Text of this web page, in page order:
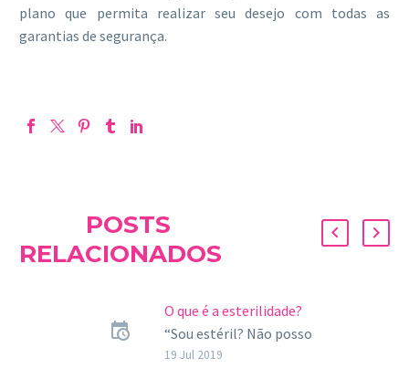
plano que permita realizar seu desejo com todas as
garantias de segurança.
POSTS
RELACIONADOS
O que é a esterilidade?
“Sou estéril? Não posso
conceber um filho?”. É a
19 Jul 2019